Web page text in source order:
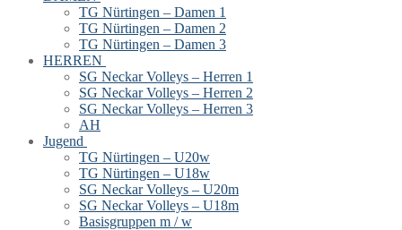
TG Nürtingen – Damen 1
TG Nürtingen – Damen 2
TG Nürtingen – Damen 3
HERREN
SG Neckar Volleys – Herren 1
SG Neckar Volleys – Herren 2
SG Neckar Volleys – Herren 3
AH
Jugend
TG Nürtingen – U20w
TG Nürtingen – U18w
SG Neckar Volleys – U20m
SG Neckar Volleys – U18m
Basisgruppen m / w